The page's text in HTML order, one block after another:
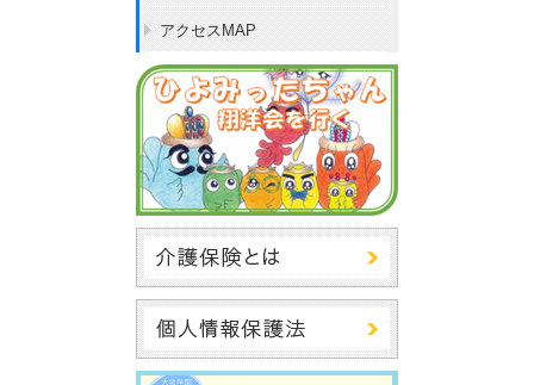
アクセスMAP